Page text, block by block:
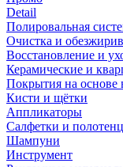
Detail
Полировальная
Очистка и
Восстановление и
Керамические и
Покрытия на основе
Кисти и щётки
Аппликаторы
Салфетки и
Шампуни
Инструмент